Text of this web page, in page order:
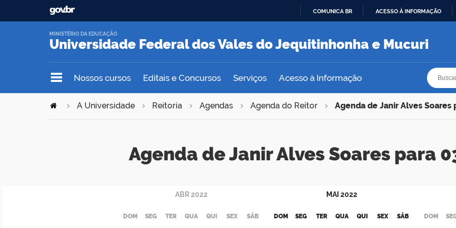
O
COMUNICA BR ACESSO À INFORMAÇÃO
Universidade Federal dos Vales do Jequitinhonha e Mucuri
MINISTÉRIO DA EDUCAÇÃO
Nossos cursos Editais e Concursos Serviços Acesso à Informação
A Universidade Reitoria Agendas Agenda do Reitor Agenda de Janir Alves
Agenda de Janir Alves Soares para
ABR2022
DOM SEG TER QUA QUI SEX SÁB
MAI 2022
DOM SEG TER QUA QUI SEX SÁB DOM